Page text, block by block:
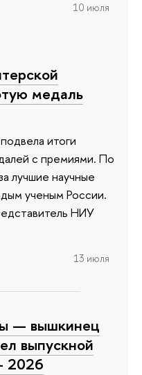
10 июля
медаль
итоги
с премиями. По
лучшие научные
ученым России.
НИУ
13 июля
— вышкинец
выпускной
2026